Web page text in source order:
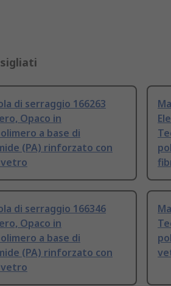
di serraggio 166263
Opaco in
a base di
(PA) rinforzato con
di serraggio 166346
Opaco in
a base di
(PA) rinforzato con